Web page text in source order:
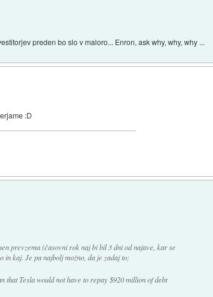
preden bo slo v maloro... Enron, ask why, why, why ...
:D
prevzema (časovni rok naj bi bil 3 dni od najave, kar se
in kaj. Je pa najbolj možno, da je zadaj to;
that Tesla would not have to repay $920 million of debt